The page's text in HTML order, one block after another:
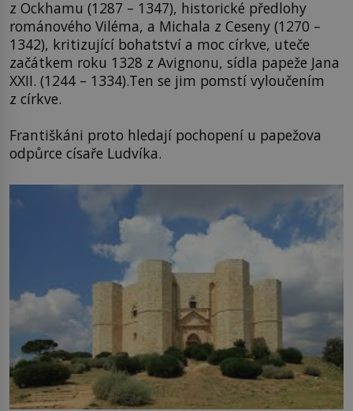
z Ockhamu (1287 – 1347), historické předlohy
románového Viléma, a Michala z Ceseny (1270 –
1342), kritizující bohatství a moc církve, uteče
začátkem roku 1328 z Avignonu, sídla papeže Jana
XXII. (1244 – 1334).Ten se jim pomstí vyloučením
z církve.
Františkáni proto hledají pochopení u papežova
odpůrce císaře Ludvíka.